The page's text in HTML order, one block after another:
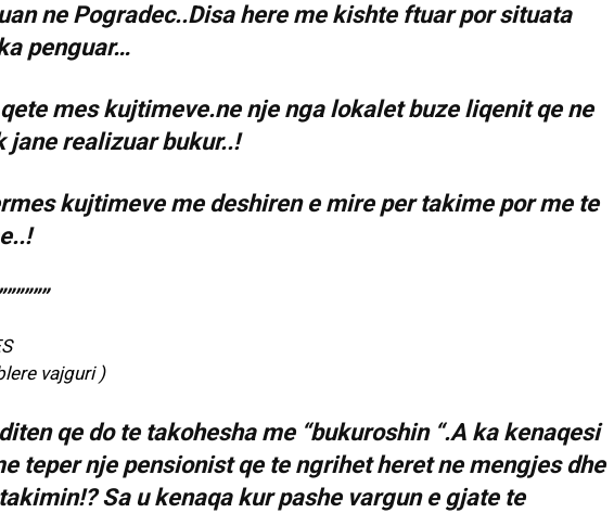
ne Pogradec..Disa here me kishte ftuar por situata
penguar…
mes kujtimeve.ne nje nga lokalet buze liqenit qe ne
realizuar bukur..!
kujtimeve me deshiren e mire per takime por me te
vajguri )
qe do te takohesha me “bukuroshin “.A ka kenaqesi
teper nje pensionist qe te ngrihet heret ne mengjes dhe
Sa u kenaqa kur pashe vargun e gjate te